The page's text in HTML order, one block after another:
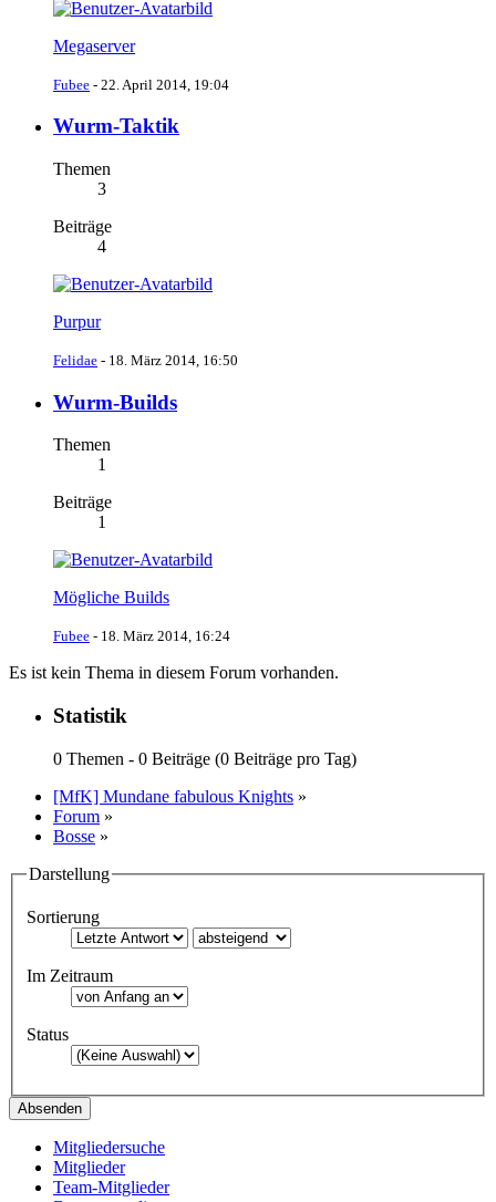
Megaserver
Fubee - 22. April 2014, 19:04
Wurm-Taktik
Themen
3
Beiträge
4
Purpur
Felidae - 18. März 2014, 16:50
Wurm-Builds
Themen
1
Beiträge
1
Mögliche Builds
Fubee - 18. März 2014, 16:24
Es ist kein Thema in diesem Forum vorhanden.
Statistik
0 Themen - 0 Beiträge (0 Beiträge pro Tag)
[MfK] Mundane fabulous Knights »
Forum »
Bosse »
Darstellung
Sortierung
Im Zeitraum
Status
Mitgliedersuche
Mitglieder
Team-Mitglieder